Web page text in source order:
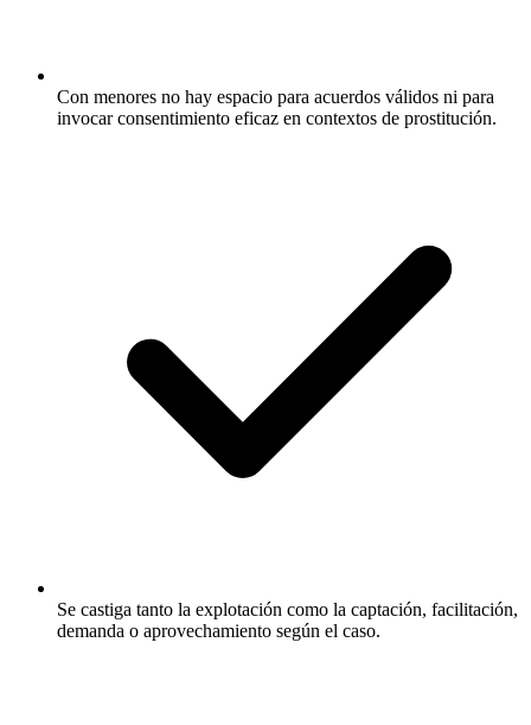
Con menores no hay espacio para acuerdos válidos ni para
invocar consentimiento eficaz en contextos de prostitución.
Se castiga tanto la explotación como la captación, facilitación,
demanda o aprovechamiento según el caso.